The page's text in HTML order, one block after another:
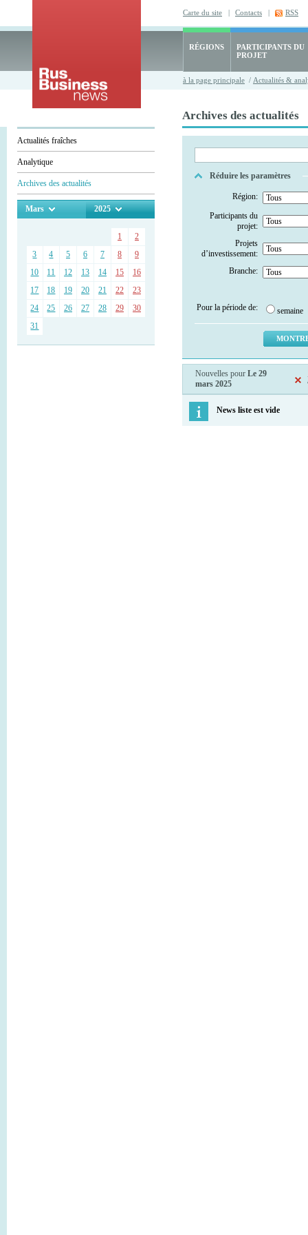
Carte du site | Contacts | RSS
RÉGIONS
PARTICIPANTS DU
PROJET
à la page principale / Actualités &
Actualités fraîches
Analytique
Archives des actualités
Mars 2025
1
2
3
4 5 6 7 8
9
10
11 12 13 14 15
16
17
18 19 20 21 22
23
24
25 26 27 28 29
30
31
Archives des actualités
Réduire les paramètres
Région:
Participants du
projet:
Projets
d’investissement:
Branche:
Pour la période de: semaine
Nouvelles pour Le 29
mars 2025
News liste est vide